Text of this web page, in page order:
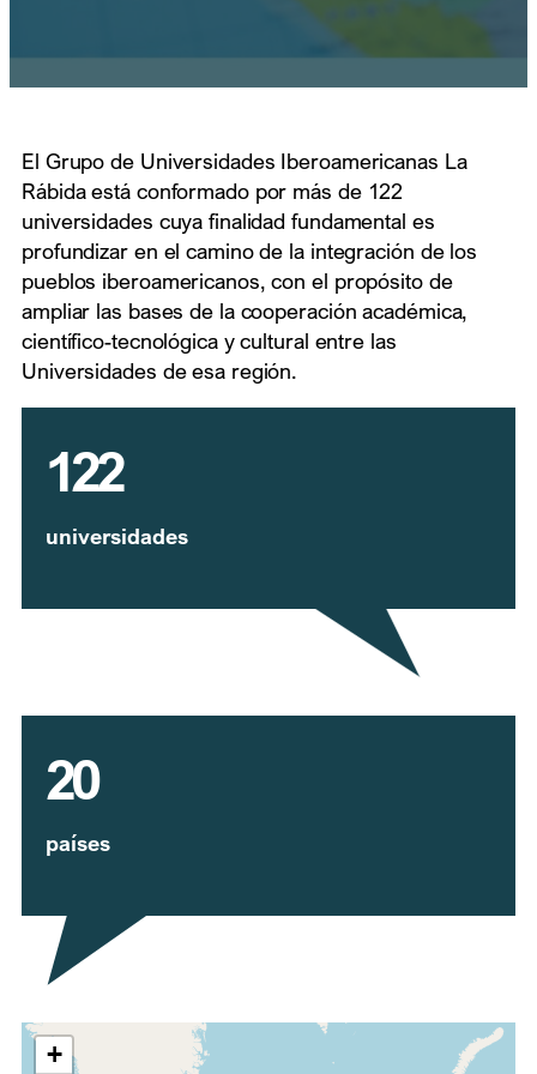
El Grupo de Universidades Iberoamericanas La
Rábida está conformado por más de 122
universidades cuya finalidad fundamental es
profundizar en el camino de la integración de los
pueblos iberoamericanos, con el propósito de
ampliar las bases de la cooperación académica,
científico-tecnológica y cultural entre las
Universidades de esa región.
122
universidades
20
países
+
Expandir mapa